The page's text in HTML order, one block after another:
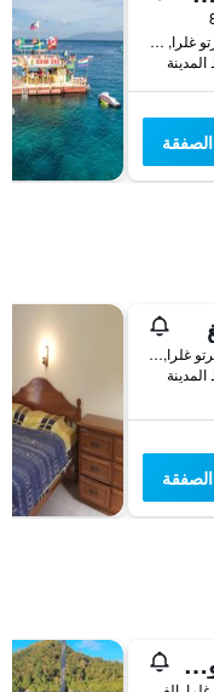
Sabang Beach, بويرتو غلرا, الفلبين
Kabilang Gulod, بويرتو غلرا, الفلبين
دريم ويف هوتل بورتو جاليرا